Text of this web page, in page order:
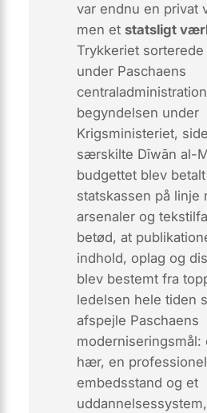
var endnu en privat
men et statsligt
Trykkeriet sorterede
under Paschaens
begyndelsen under
Krigsministeriet,
særskilte Dīwān al-
budgettet blev
statskassen på linje
arsenaler og
betød, at
indhold, oplag og
blev bestemt fra
ledelsen hele tiden
afspejle Paschaens
moderniseringsmål:
hær, en professionel
embedsstand og et